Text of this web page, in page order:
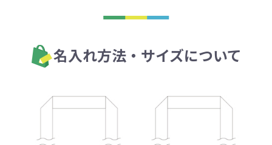
名入れ方法・サイズについて